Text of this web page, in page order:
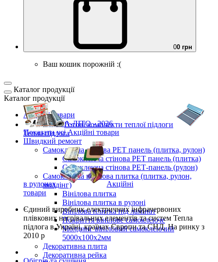
00 грн
Ваш кошик порожній :(
Каталог продукції
Каталог продукції
Акційні товари
ВЕСНА-ЛІТО - 2026
Показати усі Акційні товари
Швидкий ремонт
Самоклеюча стінова PET панель (плитка, рулон)
Самоклеюча стінова PET панель (плитка)
Самоклеюча стінова РЕТ-панель (рулон)
Самоклеюча вінілова плитка (плитка, рулон,
молдінг)
Вінілова плитка
Вінілова плитка в рулоні
Вінілова плитка під ламінат
Покриття вінілове самоклеюче
Молдинг вініловий самоклеючий
5000х100х2мм
Декоративна плита
Декоративна рейка
Готові комплекти теплої підлоги
Тепла підлога
в рулонах
Акційні
товари
Єдиний виробникелектричних інфрачервоних
плівкових нагрівальних елементів та систем Тепла
підлога в Україні, країнах Європи та СНД.На ринку з
2010 р